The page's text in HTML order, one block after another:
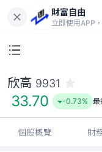
財富自由
立即使用APP
欣高 9931
33.70 -0.73% 最
個股概覽 財